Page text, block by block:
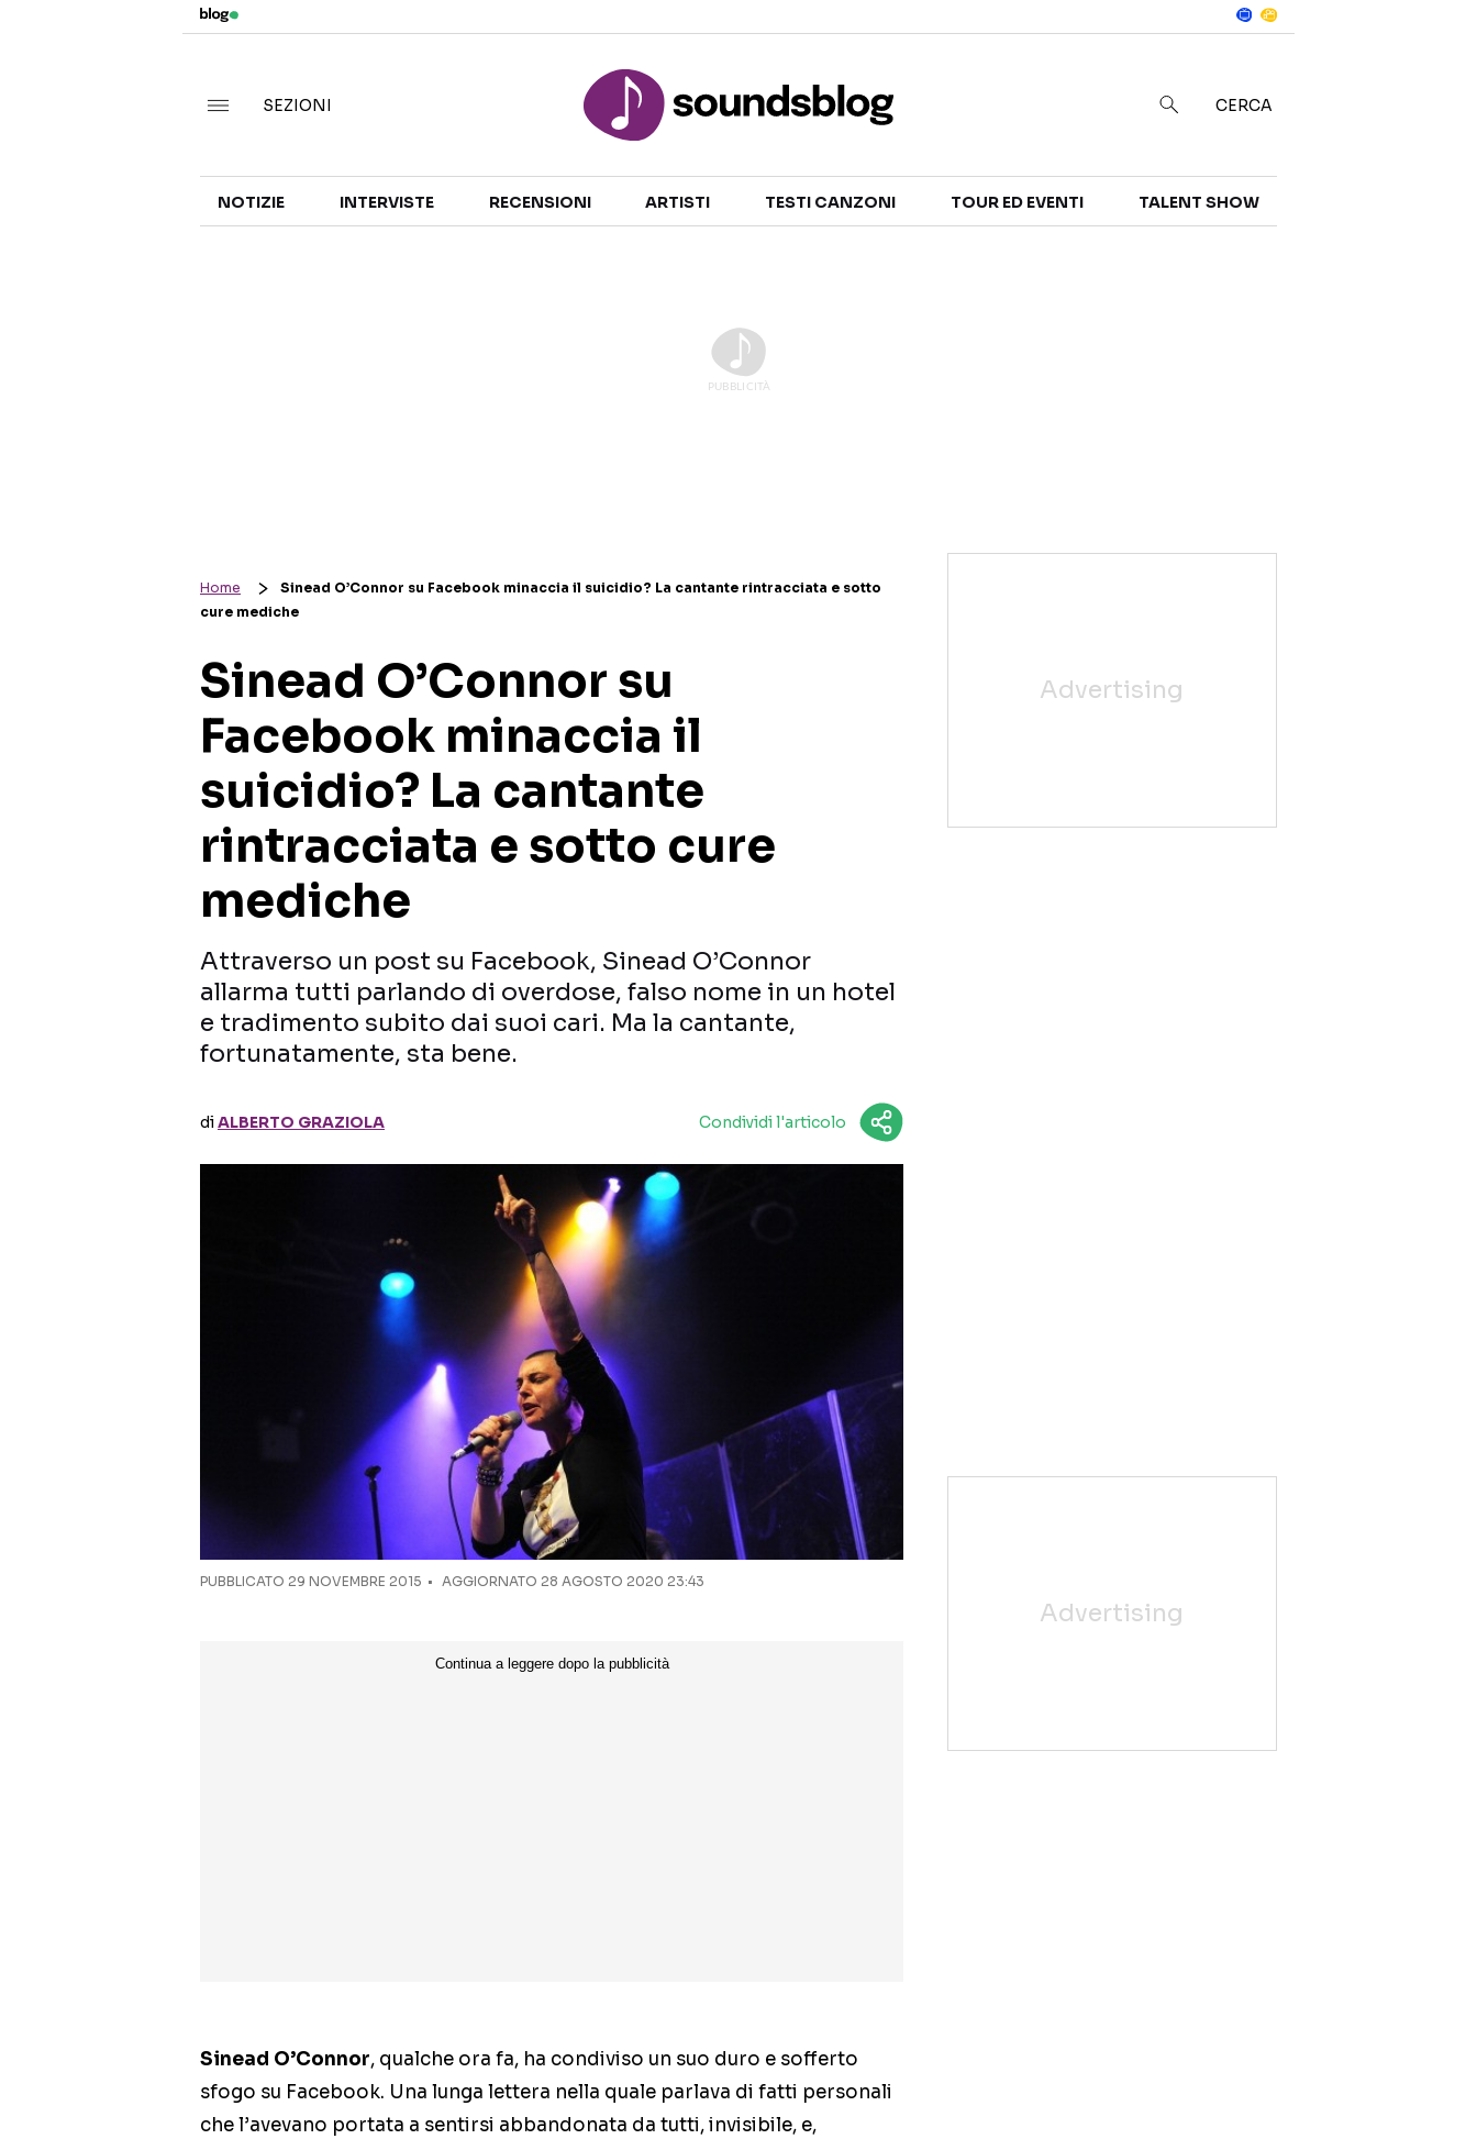
TALENT SHOW
SEZIONI CERCA
NOTIZIE INTERVISTE RECENSIONI ARTISTI TESTI CANZONI TOUR ED EVENTI TALENT SHOW
Home
Sinead O’Connor su Facebook minaccia il suicidio? La cantante rintracciata e sotto
cure mediche
Sinead O’Connor su
Facebook minaccia il
suicidio? La cantante
rintracciata e sotto cure
mediche
Attraverso un post su Facebook, Sinead O’Connor
allarma tutti parlando di overdose, falso nome in un hotel
e tradimento subito dai suoi cari. Ma la cantante,
fortunatamente, sta bene.
diALBERTO GRAZIOLA Condividi l'articolo
PUBBLICATO 29 NOVEMBRE 2015 AGGIORNATO 28 AGOSTO 2020 23:43
Sinead O’Connor, qualche ora fa, ha condiviso un suo duro e sofferto
sfogo su Facebook. Una lunga lettera nella quale parlava di fatti personali
che l’avevano portata a sentirsi abbandonata da tutti, invisibile, e,